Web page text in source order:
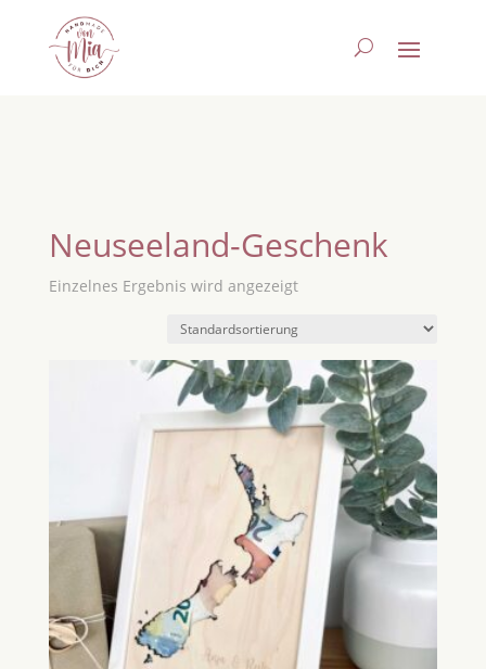
Neuseeland-Geschenk
Einzelnes Ergebnis wird angezeigt